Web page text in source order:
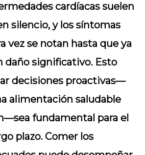
cardíacas suelen
silencio, y los síntomas
vez se notan hasta que ya
daño significativo. Esto
decisiones proactivas—
alimentación saludable
fundamental para el
plazo. Comer los